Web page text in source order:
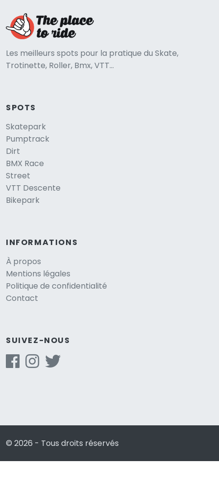
Les meilleurs spots pour la pratique du Skate,
Trotinette, Roller, Bmx, VTT...
SPOTS
Skatepark
Pumptrack
Dirt
BMX Race
Street
VTT Descente
Bikepark
INFORMATIONS
À propos
Mentions légales
Politique de confidentialité
Contact
SUIVEZ-NOUS
© 2026 - Tous droits réservés